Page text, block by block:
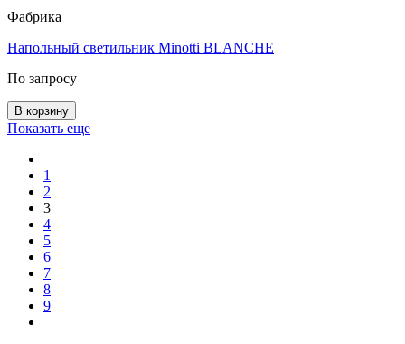
Фабрика
Напольный светильник Minotti BLANCHE
По запросу
В корзину
Показать еще
1
2
3
4
5
6
7
8
9